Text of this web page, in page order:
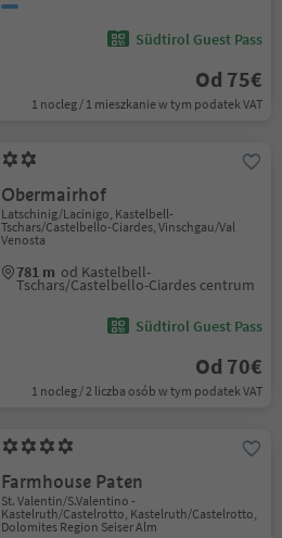
Südtirol Guest Pass
Od 75€
1 nocleg / 1 mieszkanie w tym podatek VAT
Obermairhof
Latschinig/Lacinigo, Kastelbell-
Tschars/Castelbello-Ciardes, Vinschgau/Val
Venosta
781 m od Kastelbell-
Tschars/Castelbello-Ciardes centrum
Südtirol Guest Pass
Od 70€
1 nocleg / 2 liczba osób w tym podatek VAT
Farmhouse Paten
St. Valentin/S.Valentino -
Kastelruth/Castelrotto, Kastelruth/Castelrotto,
Dolomites Region Seiser Alm